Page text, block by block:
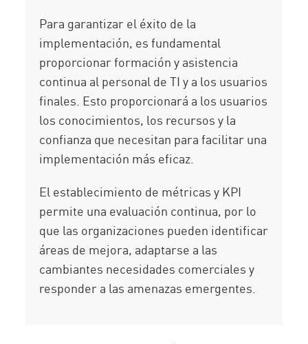
Para garantizar el éxito de la
implementación, es fundamental
proporcionar formación y asistencia
continua al personal de TI y a los usuarios
finales. Esto proporcionará a los usuarios
los conocimientos, los recursos y la
confianza que necesitan para facilitar una
implementación más eficaz.
El establecimiento de métricas y KPI
permite una evaluación continua, por lo
que las organizaciones pueden identificar
áreas de mejora, adaptarse a las
cambiantes necesidades comerciales y
responder a las amenazas emergentes.